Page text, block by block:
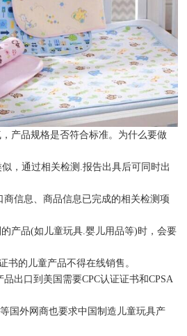
产品规格是否符合标准。为什么要做
，通过相关检测.报告出具后可同时出
信息、商品信息已完成的相关检测项
产品(如儿童玩具.婴儿用品等)时，会要
书的儿童产品不得在线销售。
出口到美国需要CPC认证证书和CPSA
国外网商也要求中国制造儿童玩具产